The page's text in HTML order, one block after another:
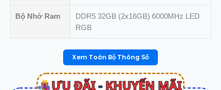
Bộ Nhớ Ram
DDR5 32GB (2x16GB) 6000MHz LED
RGB
Xem Toàn Bộ Thông Số